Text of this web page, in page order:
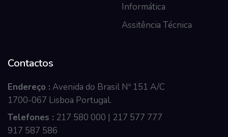
Informática
Assitência Técnica
Contactos
Endereço : Avenida do Brasil Nº 151 A/C
1700-067 Lisboa Portugal.
Telefones : 217 580 000 | 217 577 777
917 587 586